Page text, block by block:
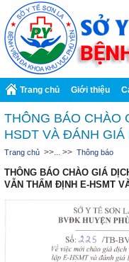
Trang chủ Giới thiệu
THÔNG BÁO CHÀO
HSDT VÀ ĐÁNH
Trang chủ >>... >> Thông báo
THÔNG BÁO CHÀO GIÁ
VẪN THẨM ĐỊNH E-HSMT